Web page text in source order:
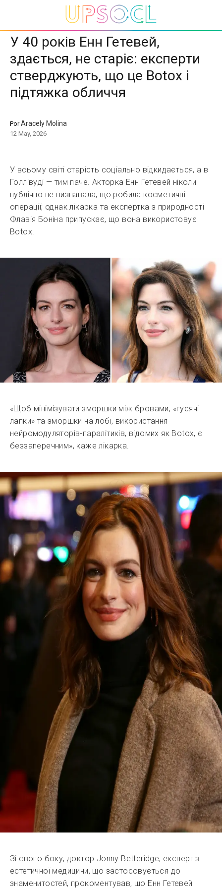
У 40 років Енн Гетевей,
здається, не старіє: експерти
стверджують, що це Botox і
підтяжка обличчя
PorAracely Molina
12 May, 2026
У всьому світі старість соціально відкидається, а в
Голлівуді — тим паче. Акторка Енн Гетевей ніколи
публічно не визнавала, що робила косметичні
операції; однак лікарка та експертка з природності
Флавія Боніна припускає, що вона використовує
Botox.
«Щоб мінімізувати зморшки між бровами, «гусячі
лапки» та зморшки на лобі, використання
нейромодуляторів-паралітиків, відомих як Botox, є
беззаперечним», каже лікарка.
Зі свого боку, доктор Jonny Betteridge, експерт з
естетичної медицини, що застосовується до
знаменитостей, прокоментував, що Енн Гетевей